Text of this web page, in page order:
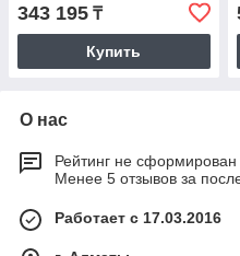
343 195 ₸
Купить
О нас
Рейтинг не сформирован
Менее 5 отзывов за
Работает с 17.03.2016